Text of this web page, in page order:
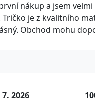
nákup a jsem velmi
Tričko je z kvalitního
Obchod mohu
2026